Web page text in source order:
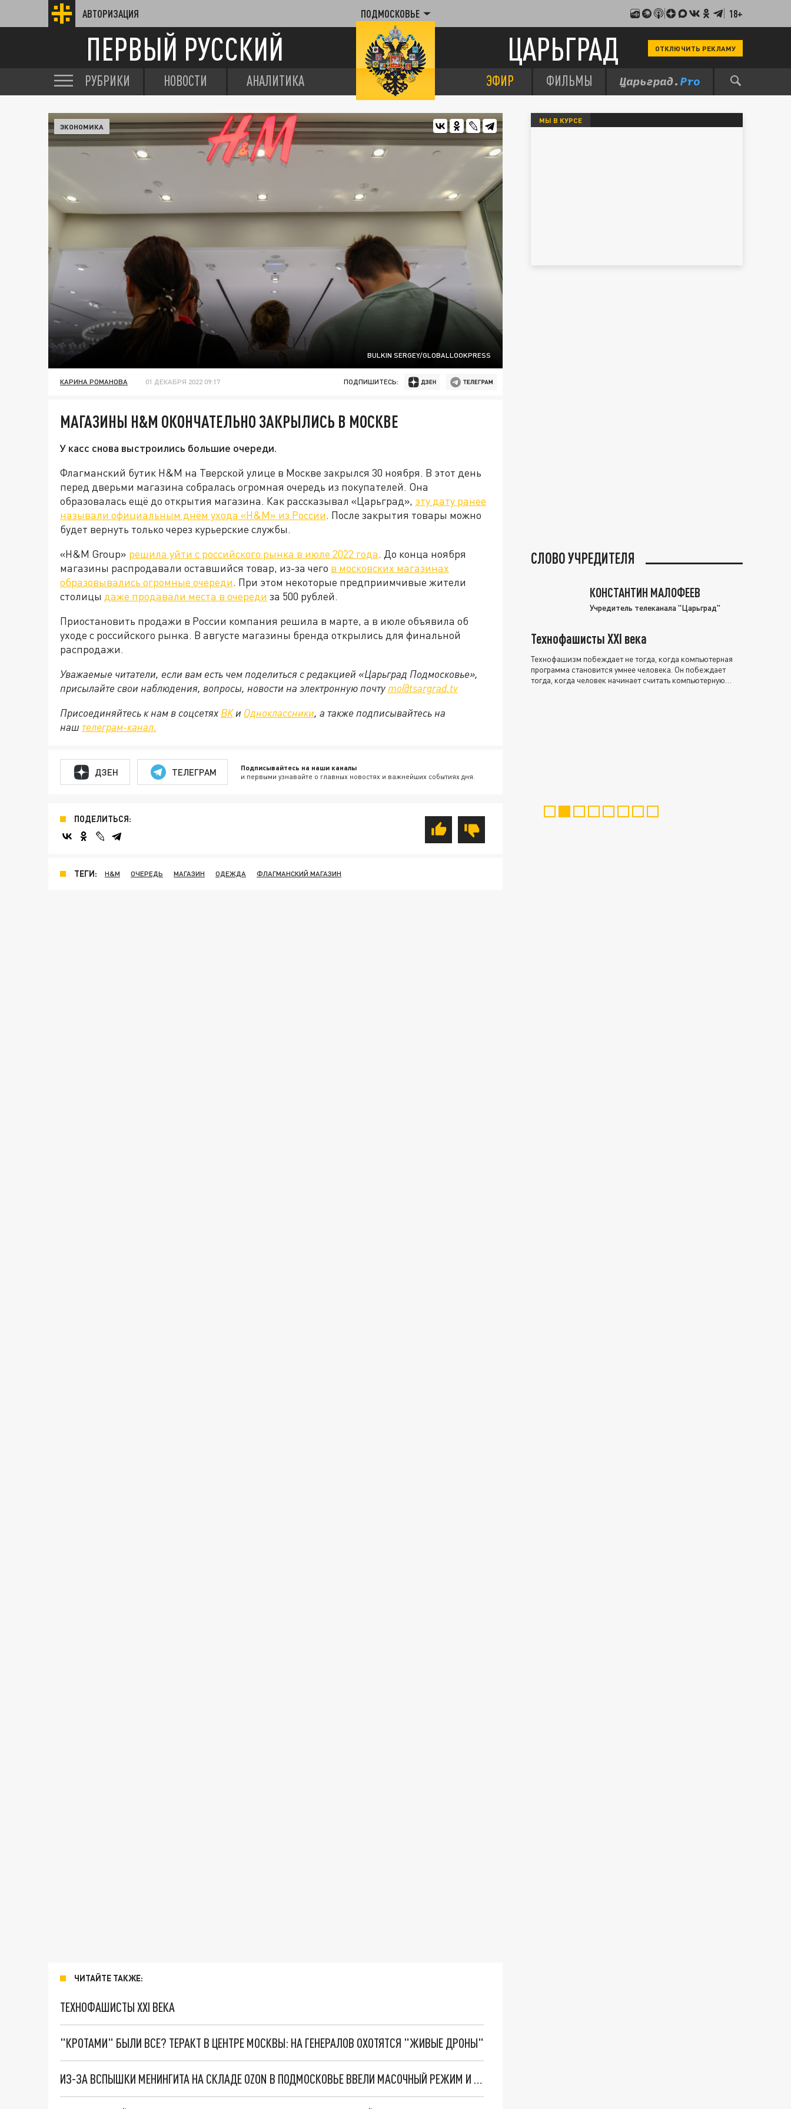
АВТОРИЗАЦИЯ ПОДМОСКОВЬЕ 18+
ПЕРВЫЙ РУССКИЙ ЦАРЬГРАД ОТКЛЮЧИТЬ РЕКЛАМУ
РУБРИКИ НОВОСТИ АНАЛИТИКА ЭФИР ФИЛЬМЫ
BULKIN SERGEY/GLOBALLOOKPRESS
ЭКОНОМИКА
КАРИНА РОМАНОВА 01 ДЕКАБРЯ 2022 09:17 ПОДПИШИТЕСЬ:
МАГАЗИНЫ H&M ОКОНЧАТЕЛЬНО ЗАКРЫЛИСЬ В МОСКВЕ
У касс снова выстроились большие очереди.
Флагманский бутик H&M на Тверской улице в Москве закрылся 30 ноября. В этот день
перед дверьми магазина собралась огромная очередь из покупателей. Она
образовалась ещё до открытия магазина. Как рассказывал «Царьград», эту дату ранее
называли официальным днём ухода «H&M» из России. После закрытия товары можно
будет вернуть только через курьерские службы.
«H&M Group» решила уйти с российского рынка в июле 2022 года. До конца ноября
магазины распродавали оставшийся товар, из-за чего в московских магазинах
образовывались огромные очереди. При этом некоторые предприимчивые жители
столицы даже продавали места в очереди за 500 рублей.
Приостановить продажи в России компания решила в марте, а в июле объявила об
уходе с российского рынка. В августе магазины бренда открылись для финальной
распродажи.
Уважаемые читатели, если вам есть чем поделиться с редакцией «Царьград Подмосковье»,
присылайте свои наблюдения, вопросы, новости на электронную почту mo@tsargrad.tv
Присоединяйтесь к нам в соцсетях ВКи Одноклассники, а также подписывайтесь на
наш телеграм-канал.
ДЗЕН ТЕЛЕГРАМ Подписывайтесь на наши каналы
и первыми узнавайте о главных новостях и важнейших событиях дня.
ПОДЕЛИТЬСЯ:
ТЕГИ: H&M ОЧЕРЕДЬ МАГАЗИН ОДЕЖДА ФЛАГМАНСКИЙ МАГАЗИН
ЧИТАЙТЕ ТАКЖЕ:
ТЕХНОФАШИСТЫ XXI ВЕКА
"КРОТАМИ" БЫЛИ ВСЕ? ТЕРАКТ В ЦЕНТРЕ МОСКВЫ: НА ГЕНЕРАЛОВ ОХОТЯТСЯ "ЖИВЫЕ ДРОНЫ"
ИЗ-ЗА ВСПЫШКИ МЕНИНГИТА НА СКЛАДЕ OZON В ПОДМОСКОВЬЕ ВВЕЛИ МАСОЧНЫЙ РЕЖИМ И ВАКЦИНАЦИЮ
МЫ В КУРСЕ
СЛОВО УЧРЕДИТЕЛЯ
КОНСТАНТИН МАЛОФЕЕВ
Учредитель телеканала "Царьград"
Технофашисты XXI века
Технофашизм побеждает не тогда, когда компьютерная
программа становится умнее человека. Он побеждает
тогда, когда человек начинает считать компьютерную